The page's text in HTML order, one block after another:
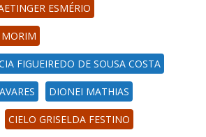
ESMÉRIO
MORIM
FIGUEIREDO DE SOUSA COSTA
DIONEI MATHIAS
CIELO GRISELDA FESTINO